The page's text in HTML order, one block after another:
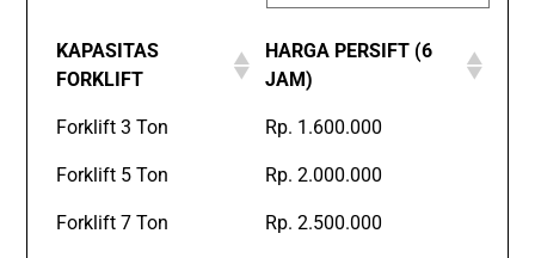
KAPASITAS
FORKLIFT
HARGA PERSIFT (6
JAM)
Forklift 3 Ton Rp. 1.600.000
Forklift 5 Ton Rp. 2.000.000
Forklift 7 Ton Rp. 2.500.000